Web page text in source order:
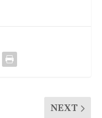
NEXT